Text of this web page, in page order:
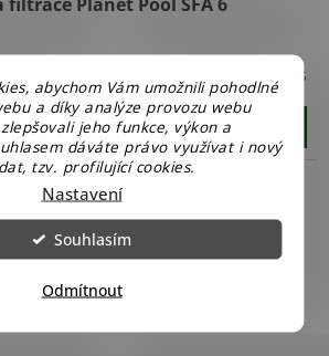
abychom Vám umožnili pohodlné
a díky analýze provozu webu
jeho funkce, výkon a
dáváte právo využívat i nový
tzv. profilující cookies.
Nastavení
Odmítnout
Souhlasím
Skladem u nás
Do košíku